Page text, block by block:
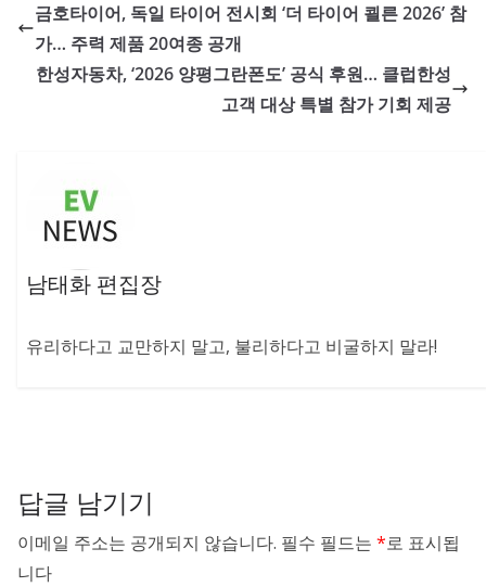
금호타이어, 독일 타이어 전시회 ‘더 타이어 쾰른 2026’ 참
가… 주력 제품 20여종 공개
한성자동차, ‘2026 양평그란폰도’ 공식 후원… 클럽한성
고객 대상 특별 참가 기회 제공
남태화 편집장
유리하다고 교만하지 말고, 불리하다고 비굴하지 말라!
답글 남기기
이메일 주소는 공개되지 않습니다. 필수 필드는 *로 표시됩
니다